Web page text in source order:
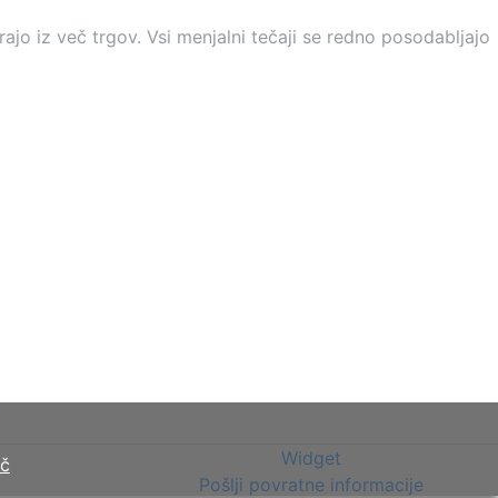
iz več trgov. Vsi menjalni tečaji se redno posodabljajo
Widget
Pošlji povratne informacije